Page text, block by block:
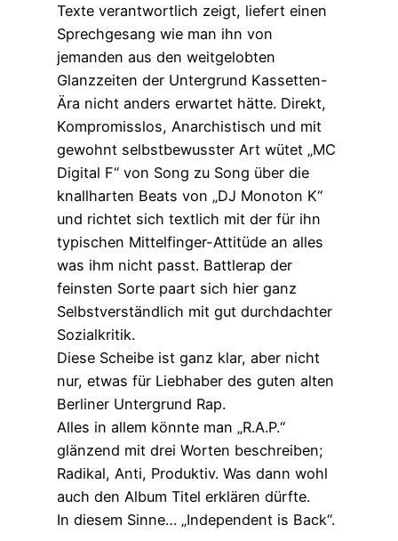
Texte verantwortlich zeigt, liefert einen
Sprechgesang wie man ihn von
jemanden aus den weitgelobten
Glanzzeiten der Untergrund Kassetten-
Ära nicht anders erwartet hätte. Direkt,
Kompromisslos, Anarchistisch und mit
gewohnt selbstbewusster Art wütet „MC
Digital F“ von Song zu Song über die
knallharten Beats von „DJ Monoton K“
und richtet sich textlich mit der für ihn
typischen Mittelfinger-Attitüde an alles
was ihm nicht passt. Battlerap der
feinsten Sorte paart sich hier ganz
Selbstverständlich mit gut durchdachter
Sozialkritik.
Diese Scheibe ist ganz klar, aber nicht
nur, etwas für Liebhaber des guten alten
Berliner Untergrund Rap.
Alles in allem könnte man „R.A.P.“
glänzend mit drei Worten beschreiben;
Radikal, Anti, Produktiv. Was dann wohl
auch den Album Titel erklären dürfte.
In diesem Sinne… „Independent is Back“.